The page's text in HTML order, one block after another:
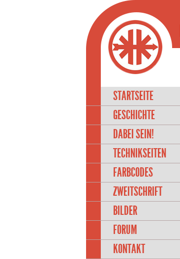
STARTSEITE
GESCHICHTE
DABEI SEIN!
TECHNIKSEITEN
FARBCODES
ZWEITSCHRIFT
BILDER
FORUM
KONTAKT